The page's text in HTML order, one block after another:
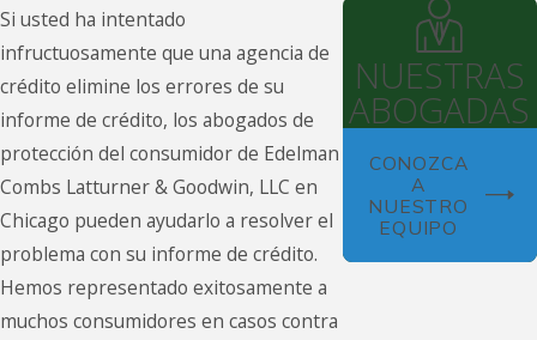
Si usted ha intentado
infructuosamente que una agencia de
crédito elimine los errores de su
informe de crédito, los abogados de
protección del consumidor de Edelman
Combs Latturner & Goodwin, LLC en
Chicago pueden ayudarlo a resolver el
problema con su informe de crédito.
Hemos representado exitosamente a
muchos consumidores en casos contra
NUESTRAS
ABOGADAS
CONOZCA
A
NUESTRO
EQUIPO